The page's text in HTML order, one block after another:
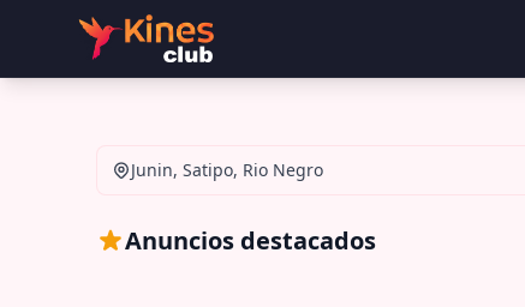
Junin, Satipo, Rio Negro
Anuncios destacados